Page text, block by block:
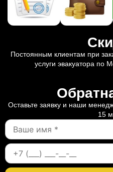
Постоянным клиентам при
услуги эвакуатора по
Оставьте заявку и наши
15